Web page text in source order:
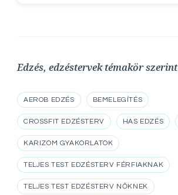
Edzés, edzéstervek témakör szerint
AEROB EDZÉS BEMELEGÍTÉS
CROSSFIT EDZÉSTERV HAS EDZÉS
KARIZOM GYAKORLATOK
TELJES TEST EDZÉSTERV FÉRFIAKNAK
TELJES TEST EDZÉSTERV NŐKNEK